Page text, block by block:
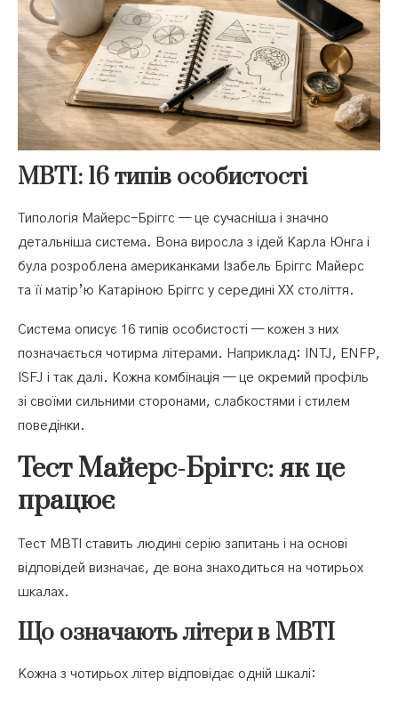
MBTI: 16 типів особистості
Типологія Майерс-Бріггс — це сучасніша і значно
детальніша система. Вона виросла з ідей Карла Юнга і
була розроблена американками Ізабель Бріггс Майерс
та її матір’ю Катаріною Бріггс у середині ХХ століття.
Система описує 16 типів особистості — кожен з них
позначається чотирма літерами. Наприклад: INTJ, ENFP,
ISFJ і так далі. Кожна комбінація — це окремий профіль
зі своїми сильними сторонами, слабкостями і стилем
поведінки.
Тест Майерс-Бріггс: як це
працює
Тест MBTI ставить людині серію запитань і на основі
відповідей визначає, де вона знаходиться на чотирьох
шкалах.
Що означають літери в MBTI
Кожна з чотирьох літер відповідає одній шкалі: